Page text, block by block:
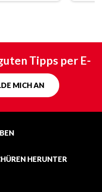
Tipps per E-
MICH AN
HERUNTER